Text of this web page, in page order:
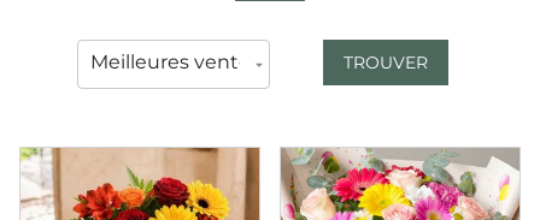
TROUVER